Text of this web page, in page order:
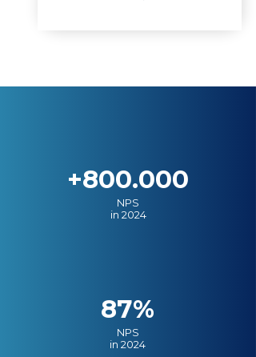
+800.000
NPS
in 2024
87%
NPS
in 2024